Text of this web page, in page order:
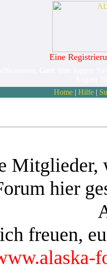
Eine
Home| Hilfe|
Mitglieder,
hier
freuen,